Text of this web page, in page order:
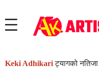
Keki Adhikariट्यागको नतिजा